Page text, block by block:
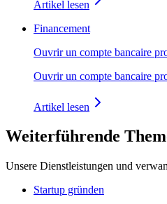
Artikel lesen
Financement
Ouvrir un compte bancaire
Ouvrir un compte bancaire
Artikel lesen
Weiterführende
Unsere Dienstleistungen und
Startup gründen